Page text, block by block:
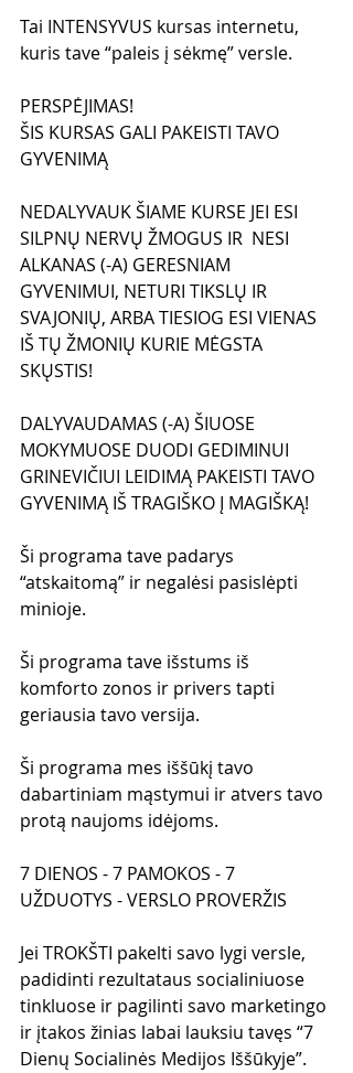
Tai INTENSYVUS kursas internetu,
kuris tave “paleis į sėkmę” versle.
PERSPĖJIMAS!
ŠIS KURSAS GALI PAKEISTI TAVO
GYVENIMĄ
NEDALYVAUK ŠIAME KURSE JEI ESI
SILPNŲ NERVŲ ŽMOGUS IR  NESI
ALKANAS (-A) GERESNIAM
GYVENIMUI, NETURI TIKSLŲ IR
SVAJONIŲ, ARBA TIESIOG ESI VIENAS
IŠ TŲ ŽMONIŲ KURIE MĖGSTA
SKŲSTIS!
DALYVAUDAMAS (-A) ŠIUOSE
MOKYMUOSE DUODI GEDIMINUI
GRINEVIČIUI LEIDIMĄ PAKEISTI TAVO
GYVENIMĄ IŠ TRAGIŠKO Į MAGIŠKĄ!
Ši programa tave padarys
“atskaitomą” ir negalėsi pasislėpti
minioje.
Ši programa tave išstums iš
komforto zonos ir privers tapti
geriausia tavo versija.
Ši programa mes iššūkį tavo
dabartiniam mąstymui ir atvers tavo
protą naujoms idėjoms.
7 DIENOS - 7 PAMOKOS - 7
UŽDUOTYS - VERSLO PROVERŽIS
Jei TROKŠTI pakelti savo lygi versle,
padidinti rezultataus socialiniuose
tinkluose ir pagilinti savo marketingo
ir įtakos žinias labai lauksiu tavęs “7
Dienų Socialinės Medijos Iššūkyje”.